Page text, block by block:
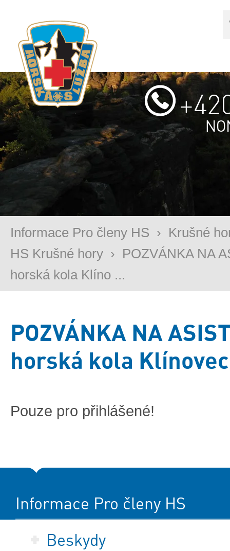
Informace Pro členy HS › Krušné
HS Krušné hory › POZVÁNKA NA
horská kola Klíno ...
POZVÁNKA NA
horská kola
Pouze pro přihlášené!
Informace Pro členy HS
Beskydy